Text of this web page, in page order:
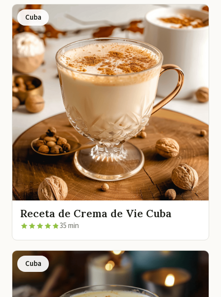
Cuba
Receta de Crema de Vie Cuba
35 min
Cuba